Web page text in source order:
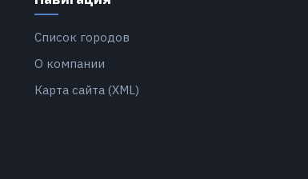
Список городов
О компании
Карта сайта (XML)